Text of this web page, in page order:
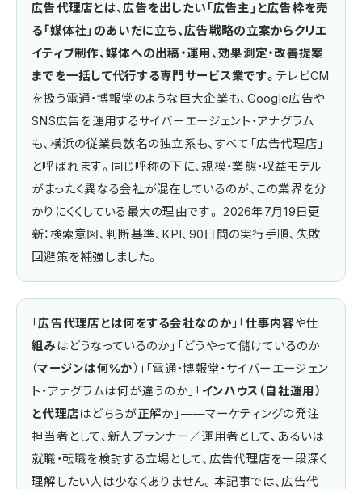
広告代理店とは、広告を出したい「広告主」と広告枠を売
る「媒体社」のあいだに立ち、広告戦略の立案からクリエ
イティブ制作、媒体への出稿・運用、効果測定・改善提案
までを一括して代行する専門サービス業です。テレビCM
を扱う電通・博報堂のような巨大企業も、Google広告や
SNS広告を運用するサイバーエージェント・アナグラム
も、横浜の従業員数名の独立系も、すべて「広告代理店」
と呼ばれます。同じ呼称の下に、規模・業態・収益モデル
がまったく異なる会社が混在しているのが、この業界を分
かりにくくしている最大の理由です。 2026年7月19日更
新：検索意図、判断基準、KPI、90日間の実行手順、失敗
回避策を補強しました。
「広告代理店とは何をする会社なのか 」「仕事内容や仕
組みはどうなっているのか」「どうやって儲けているのか
（マージンは何%か）」「電通・博報堂・サイバーエージェン
ト・アナグラムは何が違うのか」「インハウス（自社運用）
と代理店はどちらが正解か」——マーケティングの発注
担当者として、新人プランナー／運用者として、あるいは
就職・転職を検討する立場として、広告代理店を一段深く
理解したい人は少なくありません。本記事では、広告代